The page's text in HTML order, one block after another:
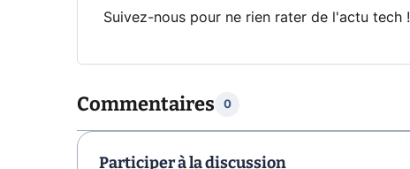
Suivez-nous pour ne rien rater de l'actu tech !
Commentaires 0
Participer à la discussion